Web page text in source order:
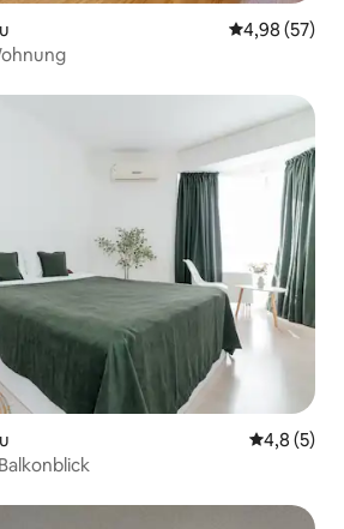
4,98 (57)
4,8 (5)